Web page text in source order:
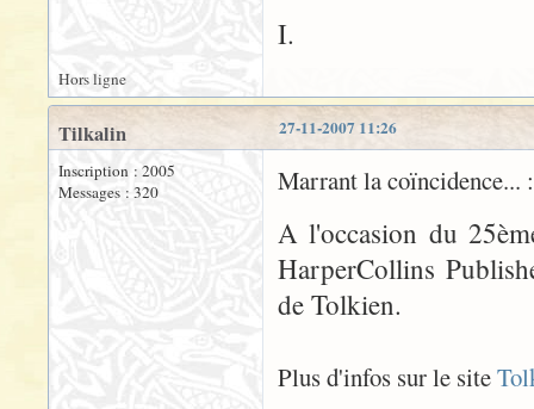
I.
Hors ligne
27-11-2007 11:26
Tilkalin
Inscription : 2005
Messages : 320
Marrant la coïncidence...
A l'occasion du
HarperCollins
de Tolkien.
Plus d'infos sur le site